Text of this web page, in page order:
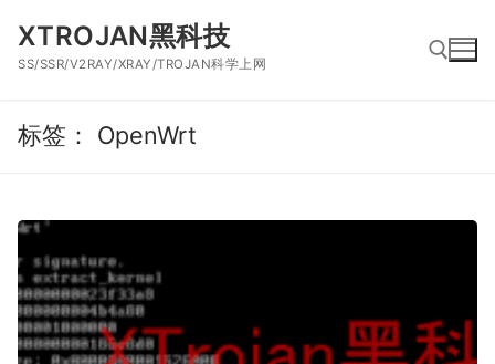
XTROJAN黑科技
SS/SSR/V2RAY/XRAY/TROJAN科学上网
标签： OpenWrt